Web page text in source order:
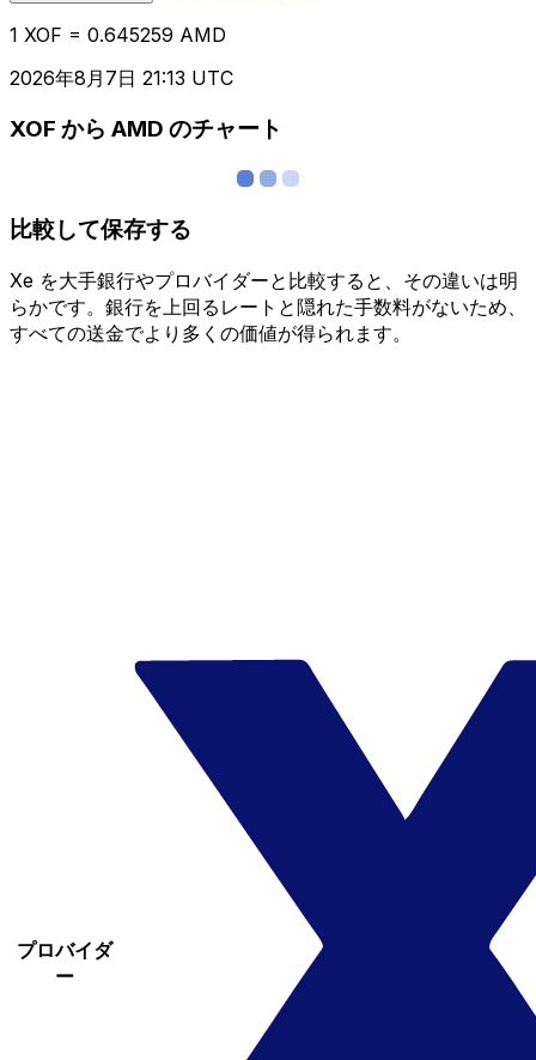
1 XOF = 0.645259 AMD
2026年8月7日 21:13 UTC
XOF から AMD のチャート
比較して保存する
Xe を大手銀行やプロバイダーと比較すると、その違いは明
らかです。銀行を上回るレートと隠れた手数料がないため、
すべての送金でより多くの価値が得られます。
プロバイダ
ー